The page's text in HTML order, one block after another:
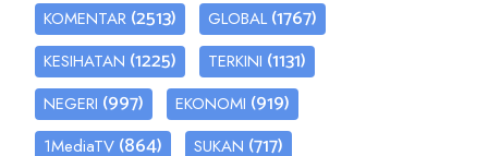
KOMENTAR (2513) GLOBAL (1767)
KESIHATAN (1225) TERKINI (1131)
NEGERI (997) EKONOMI (919)
1MediaTV (864) SUKAN (717)